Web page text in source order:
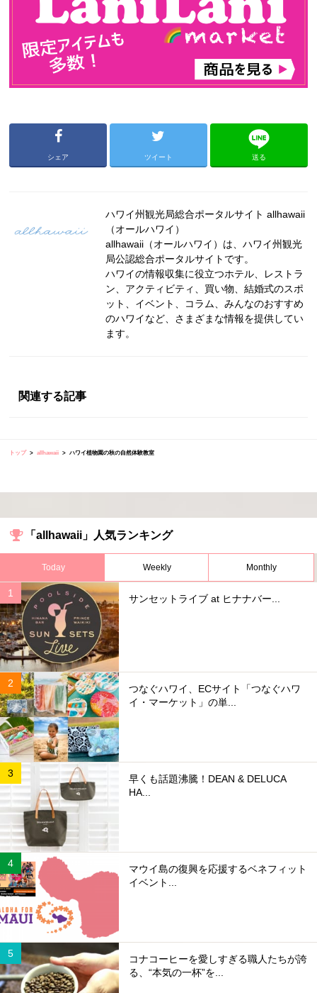
シェア ツイート 送る
ハワイ州観光局総合ポータルサイト allhawaii
（オールハワイ）
allhawaii（オールハワイ）は、ハワイ州観光
局公認総合ポータルサイトです。
ハワイの情報収集に役立つホテル、レストラ
ン、アクティビティ、買い物、結婚式のスポ
ット、イベント、コラム、みんなのおすすめ
のハワイなど、さまざまな情報を提供してい
ます。
関連する記事
トップ allhawaii ハワイ植物園の秋の自然体験教室
「allhawaii」人気ランキング
Today Weekly Monthly
サンセットライブ at ヒナナバー...
つなぐハワイ、ECサイト「つなぐハワ
イ・マーケット」の単...
早くも話題沸騰！DEAN & DELUCA
HA...
マウイ島の復興を応援するベネフィット
イベント...
コナコーヒーを愛しすぎる職人たちが誇
る、“本気の一杯”を...